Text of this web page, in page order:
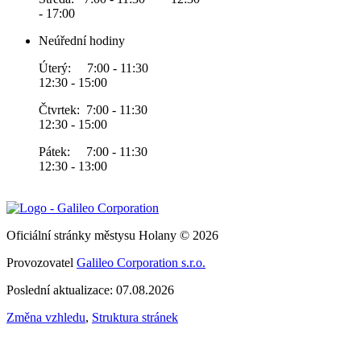
- 17:00
Neúřední hodiny
Úterý: 7:00 - 11:30
12:30 - 15:00
Čtvrtek: 7:00 - 11:30
12:30 - 15:00
Pátek: 7:00 - 11:30
12:30 - 13:00
Oficiální stránky městysu Holany © 2026
Provozovatel Galileo Corporation s.r.o.
Poslední aktualizace: 07.08.2026
Změna vzhledu, Struktura stránek